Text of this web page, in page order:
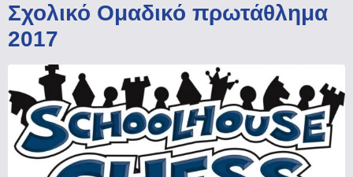
Σχολικό Ομαδικό πρωτάθλημα
2017